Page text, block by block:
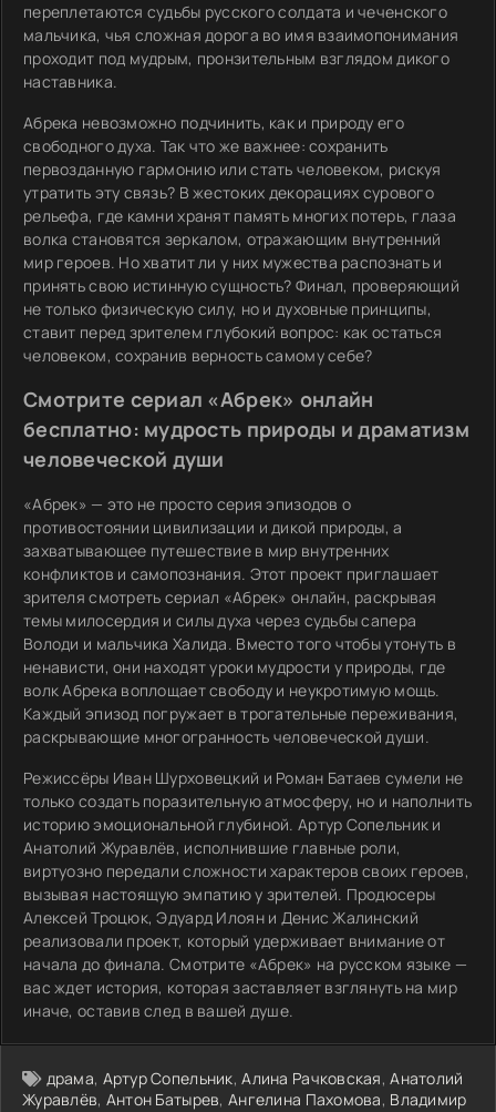
переплетаются судьбы русского солдата и чеченского
мальчика, чья сложная дорога во имя взаимопонимания
проходит под мудрым, пронзительным взглядом дикого
наставника.
Абрека невозможно подчинить, как и природу его
свободного духа. Так что же важнее: сохранить
первозданную гармонию или стать человеком, рискуя
утратить эту связь? В жестоких декорациях сурового
рельефа, где камни хранят память многих потерь, глаза
волка становятся зеркалом, отражающим внутренний
мир героев. Но хватит ли у них мужества распознать и
принять свою истинную сущность? Финал, проверяющий
не только физическую силу, но и духовные принципы,
ставит перед зрителем глубокий вопрос: как остаться
человеком, сохранив верность самому себе?
Смотрите сериал «Абрек» онлайн
бесплатно: мудрость природы и драматизм
человеческой души
«Абрек» — это не просто серия эпизодов о
противостоянии цивилизации и дикой природы, а
захватывающее путешествие в мир внутренних
конфликтов и самопознания. Этот проект приглашает
зрителя смотреть сериал «Абрек» онлайн, раскрывая
темы милосердия и силы духа через судьбы сапера
Володи и мальчика Халида. Вместо того чтобы утонуть в
ненависти, они находят уроки мудрости у природы, где
волк Абрека воплощает свободу и неукротимую мощь.
Каждый эпизод погружает в трогательные переживания,
раскрывающие многогранность человеческой души.
Режиссёры Иван Шурховецкий и Роман Батаев сумели не
только создать поразительную атмосферу, но и наполнить
историю эмоциональной глубиной. Артур Сопельник и
Анатолий Журавлёв, исполнившие главные роли,
виртуозно передали сложности характеров своих героев,
вызывая настоящую эмпатию у зрителей. Продюсеры
Алексей Троцюк, Эдуард Илоян и Денис Жалинский
реализовали проект, который удерживает внимание от
начала до финала. Смотрите «Абрек» на русском языке —
вас ждет история, которая заставляет взглянуть на мир
иначе, оставив след в вашей душе.
драма, Артур Сопельник,Алина Рачковская,Анатолий
Журавлёв, Антон Батырев,Ангелина Пахомова, Владимир